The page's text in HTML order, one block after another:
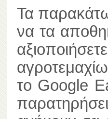
Τα
να τα
το Google